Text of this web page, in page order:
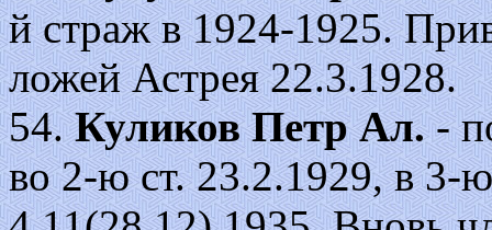
й страж в 1924-1925.
ложей Астрея 22.3.1928.
54.Куликов Петр Ал.-
во 2-ю ст. 23.2.1929, в 3-